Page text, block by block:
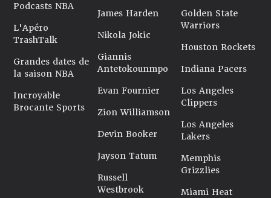
Podcasts NBA
L'Apéro
TrashTalk
Grandes dates de
la saison NBA
Incroyable
Brocante Sports
James Harden
Nikola Jokic
Giannis
Antetokounmpo
Evan Fournier
Zion Williamson
Devin Booker
Jayson Tatum
Russell
Westbrook
Golden State
Warriors
Houston Rockets
Indiana Pacers
Los Angeles
Clippers
Los Angeles
Lakers
Memphis
Grizzlies
Miami Heat